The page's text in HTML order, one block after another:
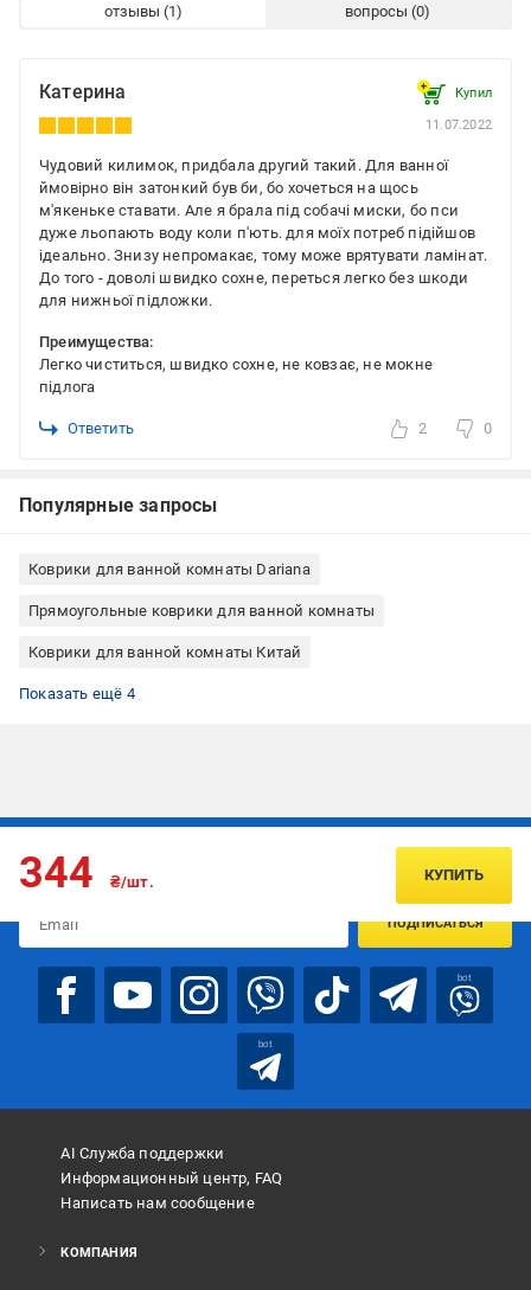
отзывы вопросы
Катерина Купил
11.07.2022
Чудовий килимок, придбала другий такий. Для ванної
ймовірно він затонкий був би, бо хочеться на щось
м'якеньке ставати. Але я брала під собачі миски, бо пси
дуже льопають воду коли п'ють. для моїх потреб підійшов
ідеально. Знизу непромакає, тому може врятувати ламінат.
До того - доволі швидко сохне, переться легко без шкоди
для нижньої підложки.
Преимущества:
Легко чиститься, швидко сохне, не ковзає, не мокне
підлога
Ответить 2 0
Популярные запросы
Коврики для ванной комнаты Dariana
Прямоугольные коврики для ванной комнаты
Коврики для ванной комнаты Китай
Коврик в ванную
Коврики для ванной комнаты полиэстер
Противоскользящие коврики для ванной
Коврики для ванной на резиновой основе
Показать ещё 4
344 ₴/шт. КУПИТЬ
Подписывайтесь, чтобы узнавать первым об акцияx и
ПОДПИСАТЬСЯ
bot
bot
AI Служба поддержки
Информационный центр, FAQ
Написать нам сообщение
КОМПАНИЯ